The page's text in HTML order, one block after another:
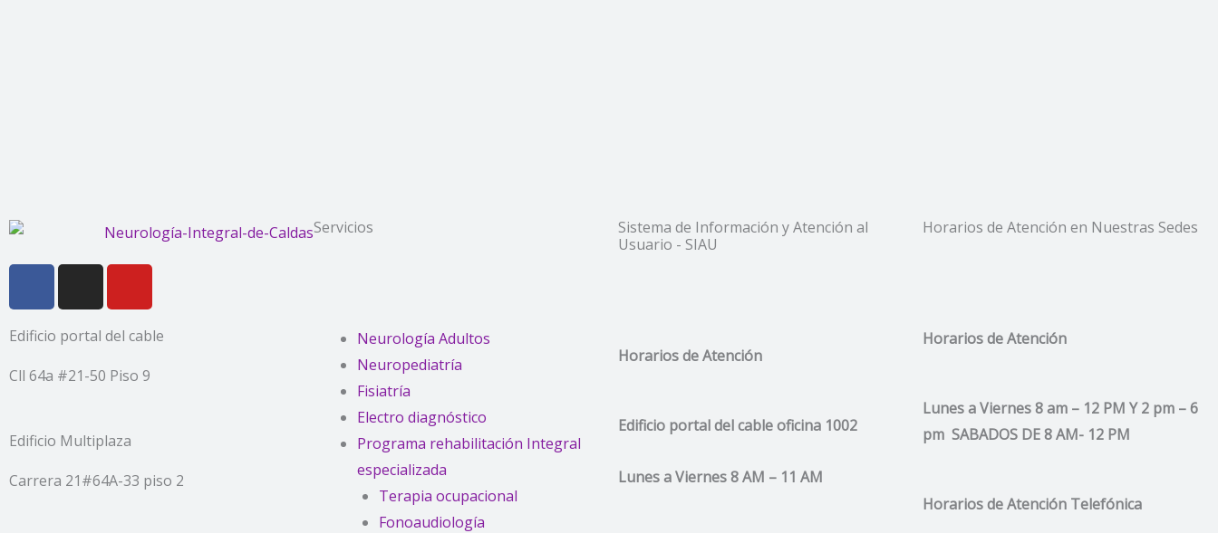
F
c
e
b
o
k
I
s
t
a
g
a
m
Y
u
t
u
b
Edificio portal del cable
Cll 64a #21-50 Piso 9
Edificio Multiplaza
Carrera 21#64A-33 piso 2
Servicios
Neurología Adultos
Neuropediatría
Fisiatría
Electro diagnóstico
Programa rehabilitación Integral
especializada
Terapia ocupacional
Fonoaudiología
Sistema de Información y Atención al
Usuario - SIAU
Horarios de Atención
Edificio portal del cable oficina 1002
Lunes a Viernes 8 AM – 11 AM
Horarios de Atención en Nuestras Sedes
Horarios de Atención
Lunes a Viernes 8 am – 12 PM Y 2 pm – 6
pm SABADOS DE 8 AM- 12 PM
Horarios de Atención Telefónica